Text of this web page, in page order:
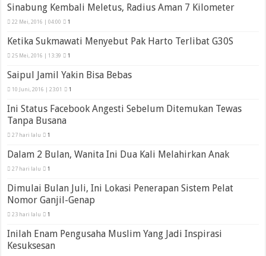
Sinabung Kembali Meletus, Radius Aman 7 Kilometer
22 Mei, 2016 | 04:00 1
Ketika Sukmawati Menyebut Pak Harto Terlibat G30S
25 Mei, 2016 | 13:39 1
Saipul Jamil Yakin Bisa Bebas
10 Juni, 2016 | 23:01 1
Ini Status Facebook Angesti Sebelum Ditemukan Tewas
Tanpa Busana
27 hari lalu 1
Dalam 2 Bulan, Wanita Ini Dua Kali Melahirkan Anak
27 hari lalu 1
Dimulai Bulan Juli, Ini Lokasi Penerapan Sistem Pelat
Nomor Ganjil-Genap
23 hari lalu 1
Inilah Enam Pengusaha Muslim Yang Jadi Inspirasi
Kesuksesan